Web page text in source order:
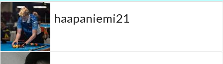
haapaniemi21